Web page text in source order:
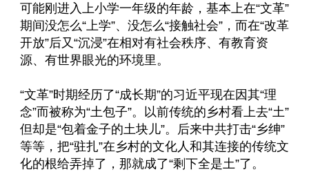
可能刚进入上小学一年级的年龄，基本上在“文革”
期间没怎么“上学”、没怎么“接触社会”，而在“改革
开放”后又“沉浸”在相对有社会秩序、有教育资
源、有世界眼光的环境里。
“文革”时期经历了“成长期”的习近平现在因其“理
念”而被称为“土包子”。以前传统的乡村看上去“土”
但却是“包着金子的土块儿”。后来中共打击“乡绅”
等等，把“驻扎”在乡村的文化人和其连接的传统文
化的根给弄掉了，那就成了“剩下全是土”了。